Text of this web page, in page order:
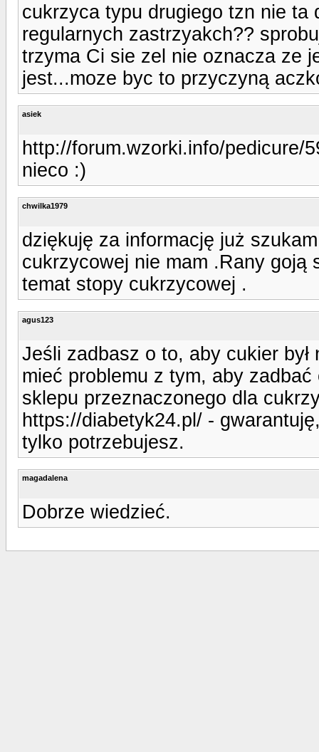
cukrzyca typu drugiego tzn nie ta
regularnych zastrzyakch??
trzyma Ci sie zel nie oznacza ze
jest...moze byc to przyczyną
asiek
http://forum.wzorki.info/pedicure/
nieco :)
chwilka1979
dziękuję za informację już
cukrzycowej nie mam .Rany
temat stopy cukrzycowej .
agus123
Jeśli zadbasz o to, aby cukier
mieć problemu z tym, aby zadbać
sklepu przeznaczonego dla
https://diabetyk24.pl/ -
tylko potrzebujesz.
magadalena
Dobrze wiedzieć.